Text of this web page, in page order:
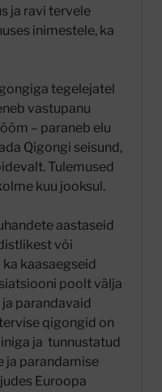
ja ravi tervele
inimestele, ka
tegelejatel
vastupanu
– paraneb elu
Qigongi seisund,
Tulemused
kuu jooksul.
aastaseid
või
kaasaegseid
poolt välja
parandavaid
qigongid on
ja tunnustatud
ja parandamise
Euroopa